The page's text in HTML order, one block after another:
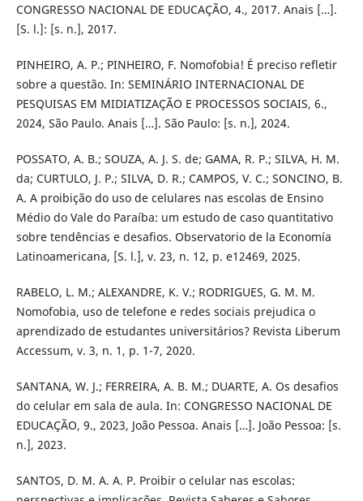
CONGRESSO NACIONAL DE EDUCAÇÃO, 4., 2017. Anais […].
[S. l.]: [s. n.], 2017.
PINHEIRO, A. P.; PINHEIRO, F. Nomofobia! É preciso refletir
sobre a questão. In: SEMINÁRIO INTERNACIONAL DE
PESQUISAS EM MIDIATIZAÇÃO E PROCESSOS SOCIAIS, 6.,
2024, São Paulo. Anais […]. São Paulo: [s. n.], 2024.
POSSATO, A. B.; SOUZA, A. J. S. de; GAMA, R. P.; SILVA, H. M.
da; CURTULO, J. P.; SILVA, D. R.; CAMPOS, V. C.; SONCINO, B.
A. A proibição do uso de celulares nas escolas de Ensino
Médio do Vale do Paraíba: um estudo de caso quantitativo
sobre tendências e desafios. Observatorio de la Economía
Latinoamericana, [S. l.], v. 23, n. 12, p. e12469, 2025.
RABELO, L. M.; ALEXANDRE, K. V.; RODRIGUES, G. M. M.
Nomofobia, uso de telefone e redes sociais prejudica o
aprendizado de estudantes universitários? Revista Liberum
Accessum, v. 3, n. 1, p. 1-7, 2020.
SANTANA, W. J.; FERREIRA, A. B. M.; DUARTE, A. Os desafios
do celular em sala de aula. In: CONGRESSO NACIONAL DE
EDUCAÇÃO, 9., 2023, João Pessoa. Anais […]. João Pessoa: [s.
n.], 2023.
SANTOS, D. M. A. A. P. Proibir o celular nas escolas: